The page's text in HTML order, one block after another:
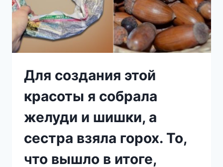
ТОЛЬКО
ПОСМОТРИТЕ
КАКАЯ
КРАСОТА
Для создания этой
красоты я собрала
желуди и шишки, а
сестра взяла горох. То,
что вышло в итоге,